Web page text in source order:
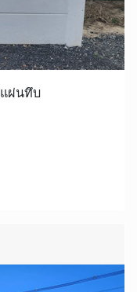
แผ่นทึบ